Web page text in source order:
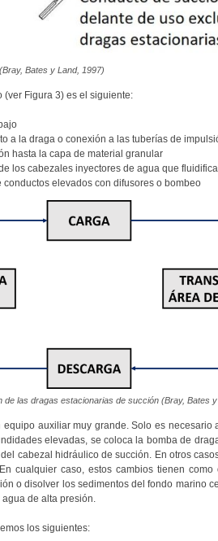
Bates y Land, 1997)
(ver Figura 3) es el siguiente:
a la draga o conexión a las tuberías de
hasta la capa de material granular
los cabezales inyectores de agua que
elevados con difusores o bombeo
de las dragas estacionarias de succión (Bray, Bates
auxiliar muy grande. Solo es necesario
elevadas, se coloca la bomba de
cabezal hidráulico de succión. En otros
cualquier caso, estos cambios tienen
o disolver los sedimentos del fondo marino
de alta presión.
los siguientes: